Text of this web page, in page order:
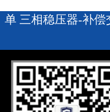
单 三相稳压器-补